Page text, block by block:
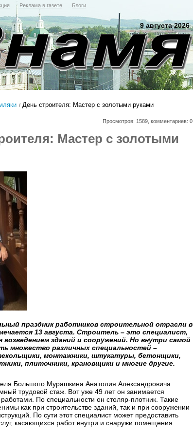
Реклама в газете Блоги
9 августа 2026
День строителя: Мастер с золотыми руками
Просмотров: 1589, комментариев: 0
Мастер с золотыми
праздник работников строительной отрасли в
13 августа. Строитель – это специалист,
зданий и сооружений. Но внутри самой
множество различных специальностей –
монтажники, штукатуры, бетонщики,
плиточники, крановщики и многие другие.
Большого Мурашкина Анатолия Александровича
трудовой стаж. Вот уже 49 лет он занимается
По специальности он столяр-плотник. Такие
как при строительстве зданий, так и при сооружении
По сути этот специалист может предоставить
касающихся работ внутри и снаружи помещения.